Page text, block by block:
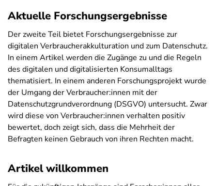
Aktuelle Forschungsergebnisse
Der zweite Teil bietet Forschungsergebnisse zur
digitalen Verbraucherakkulturation und zum Datenschutz.
In einem Artikel werden die Zugänge zu und die Regeln
des digitalen und digitalisierten Konsumalltags
thematisiert. In einem anderen Forschungsprojekt wurde
der Umgang der Verbraucher:innen mit der
Datenschutzgrundverordnung (DSGVO) untersucht. Zwar
wird diese von Verbraucher:innen verhalten positiv
bewertet, doch zeigt sich, dass die Mehrheit der
Befragten keinen Gebrauch von ihren Rechten macht.
Artikel willkommen